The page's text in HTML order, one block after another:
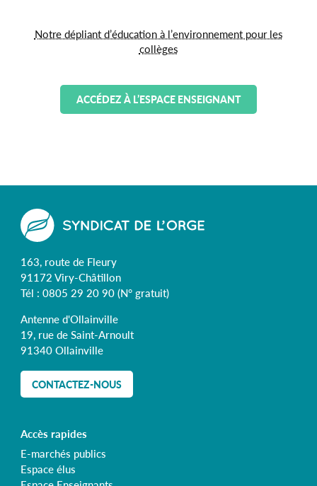
Notre dépliant d’éducation à l’environnement pour les
collèges
ACCÉDEZ À L’ESPACE ENSEIGNANT
163, route de Fleury
91172 Viry-Châtillon
Tél : 0805 29 20 90(N° gratuit)
Antenne d'Ollainville
19, rue de Saint-Arnoult
91340 Ollainville
CONTACTEZ-NOUS
Accès rapides
E-marchés publics
Espace élus